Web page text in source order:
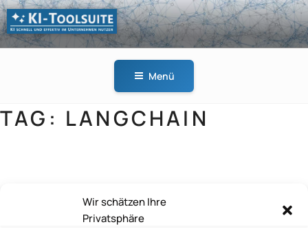
Wir schätzen Ihre
Privatsphäre
Zum
Inhalt
springen
KI-
Menü
TAG: LANGCHAIN